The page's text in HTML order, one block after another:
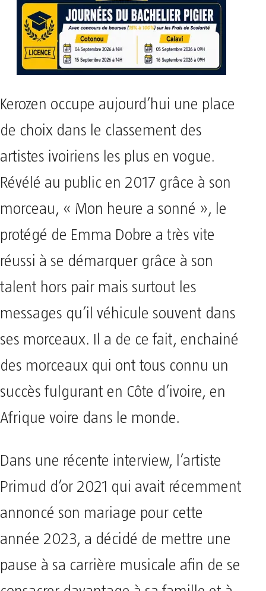
Kerozen occupe aujourd’hui une place
de choix dans le classement des
artistes ivoiriens les plus en vogue.
Révélé au public en 2017 grâce à son
morceau, « Mon heure a sonné », le
protégé de Emma Dobre a très vite
réussi à se démarquer grâce à son
talent hors pair mais surtout les
messages qu’il véhicule souvent dans
ses morceaux. Il a de ce fait, enchainé
des morceaux qui ont tous connu un
succès fulgurant en Côte d’ivoire, en
Afrique voire dans le monde.
Dans une récente interview, l’artiste
Primud d’or 2021 qui avait récemment
annoncé son mariage pour cette
année 2023, a décidé de mettre une
pause à sa carrière musicale afin de se